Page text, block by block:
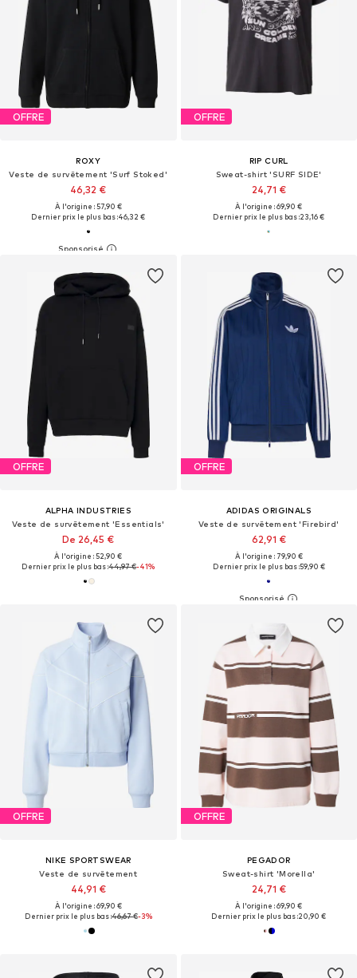
OFFRE
ROXY
Veste de survêtement 'Surf Stoked'
46,32 €
À l'origine : 57,90 €
Dernier prix le plus bas :46,32 €
OFFRE
RIP CURL
Sweat-shirt 'SURF SIDE'
24,71 €
À l'origine : 69,90 €
Dernier prix le plus bas :23,16 €
OFFRE
ALPHA INDUSTRIES
Veste de survêtement 'Essentials'
De 26,45 €
À l'origine : 52,90 €
Dernier prix le plus bas :44,97 €-41%
OFFRE
ADIDAS ORIGINALS
Veste de survêtement 'Firebird'
62,91 €
À l'origine : 79,90 €
Dernier prix le plus bas :59,90 €
OFFRE
NIKE SPORTSWEAR
Veste de survêtement
44,91 €
À l'origine : 69,90 €
Dernier prix le plus bas :46,67 €-3%
OFFRE
PEGADOR
Sweat-shirt 'Morella'
24,71 €
À l'origine : 69,90 €
Dernier prix le plus bas :20,90 €